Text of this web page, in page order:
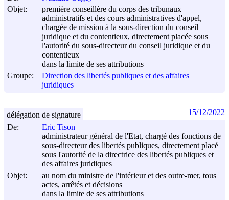
Objet:
première conseillère du corps des tribunaux
administratifs et des cours administratives d'appel,
chargée de mission à la sous-direction du conseil
juridique et du contentieux, directement placée sous
l'autorité du sous-directeur du conseil juridique et du
contentieux
dans la limite de ses attributions
Groupe:
Direction des libertés publiques et des affaires
juridiques
De:
Eric Tison
administrateur général de l'Etat, chargé des fonctions de
sous-directeur des libertés publiques, directement placé
sous l'autorité de la directrice des libertés publiques et
des affaires juridiques
Objet:
au nom du ministre de l'intérieur et des outre-mer, tous
actes, arrêtés et décisions
dans la limite de ses attributions
délégation de signature 15/12/2022